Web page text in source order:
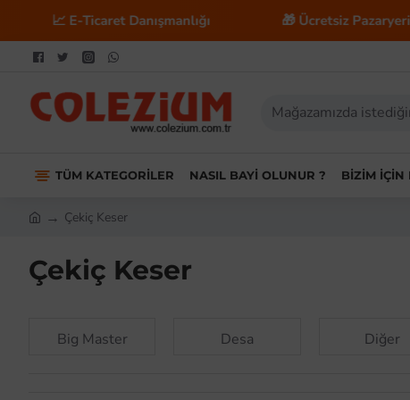
📈 E-Ticaret Danışmanlığı 🎁 Ücretsiz Pazaryeri
TÜM KATEGORILER NASIL BAYI OLUNUR ? BIZIM İÇIN
Çekiç Keser
Çekiç Keser
Big Master Desa Diğer